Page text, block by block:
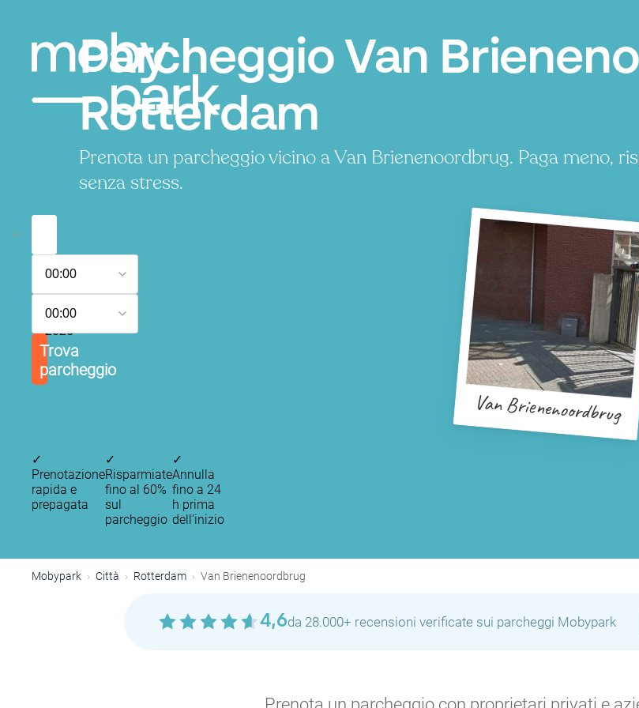
Parcheggio Van
Rotterdam
Prenota un parcheggio vicino a Van Brienenoordbrug. Paga meno,
senza stress.
agosto
2026
00:00
agosto
2026
00:00
Trova
parcheggio
Van Brienenoordbrug
✓
Prenotazione
rapida e
prepagata
✓
Risparmiate
fino al 60%
sul
parcheggio
✓
Annulla
fino a 24
h prima
dell’inizio
Mobypark Città Rotterdam Van Brienenoordbrug
4,6da 28.000+ recensioni verificate sui parcheggi Mobypark